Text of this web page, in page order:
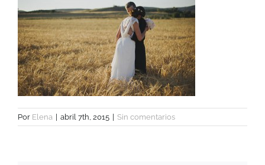
Por Elena abril 7th, 2015 Sin comentarios